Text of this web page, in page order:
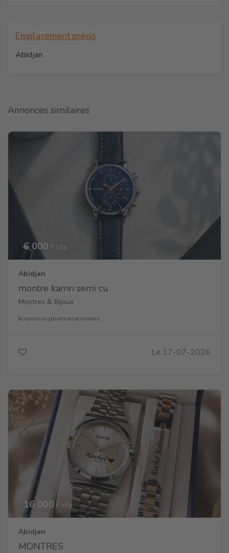
Emplacement précis
Abidjan
Annonces similaires
6 000 F cfa
Abidjan
montre kamri semi cu
Montres & Bijoux
koumassi pharmacie marais
Le 17-07-2026
16 000F cfa
Abidjan
MONTRES